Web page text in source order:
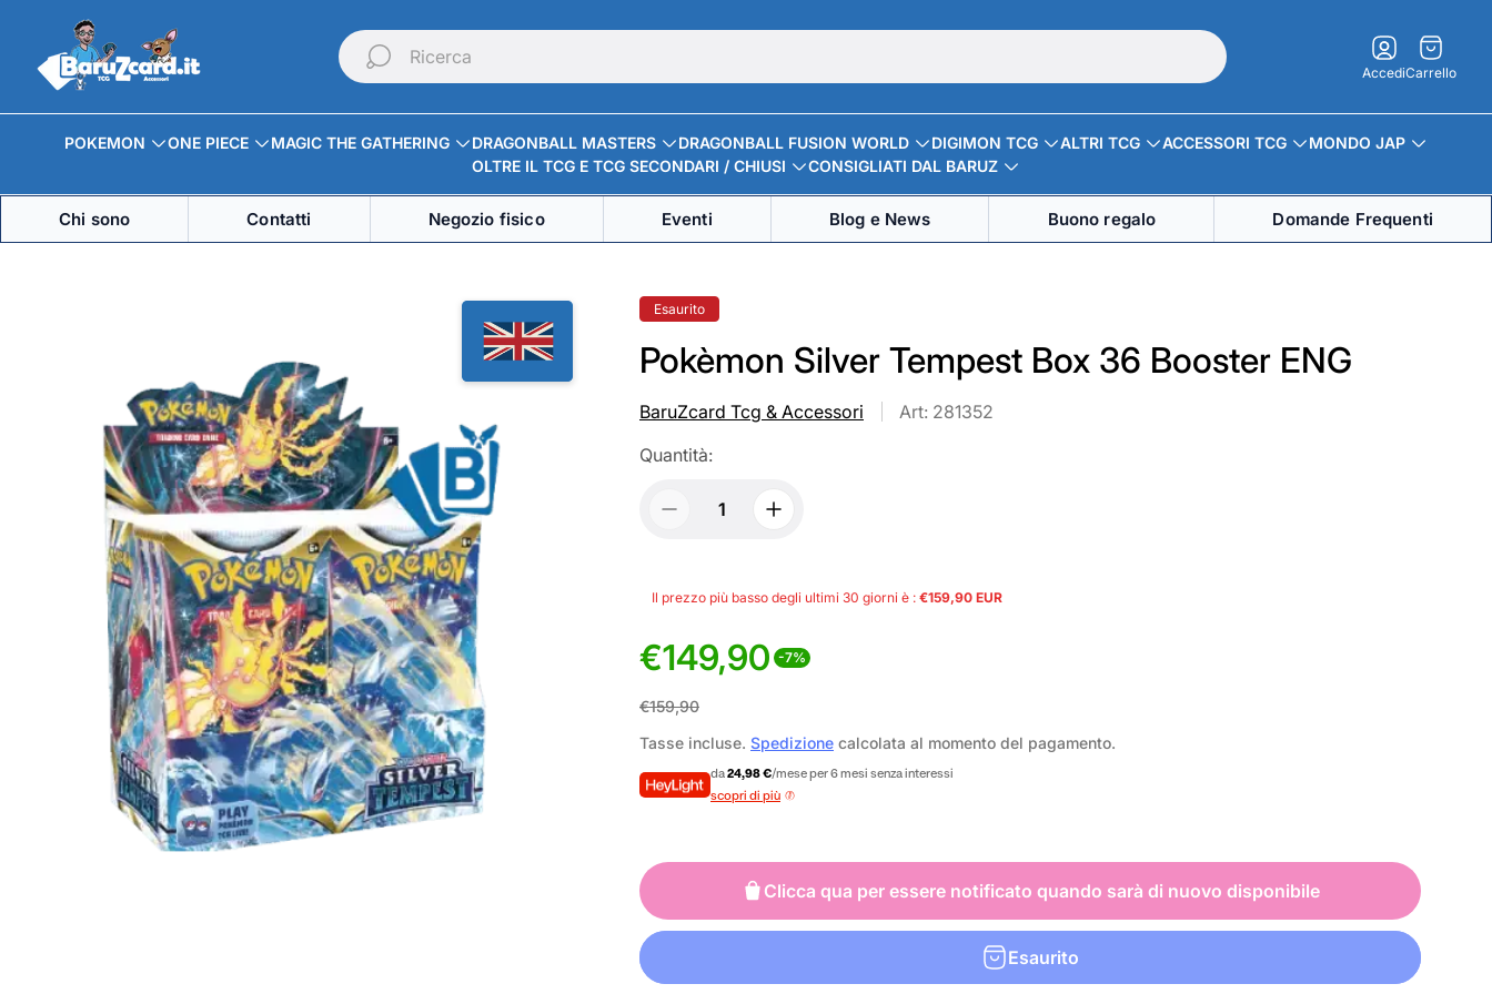
Logo
negozio"
Ricerca
Accedi
Carrello.
Carrello
POKEMON ONE PIECE MAGIC THE GATHERING DRAGONBALL MASTERS DRAGONBALL FUSION WORLD DIGIMON TCG ALTRI TCG ACCESSORI TCG
MONDO JAP
OLTRE IL TCG E TCG SECONDARI / CHIUSI
CONSIGLIATI DAL BARUZ
Chi sono Contatti Negozio fisico Eventi Blog e News Buono regalo Domande Frequenti
Etichetta
del
Esaurito
Pokèmon Silver Tempest Box 36 Booster ENG
BaruZcard Tcg & Accessori
Art: 281352
Quantità:
Il prezzo più basso degli ultimi 30 giorni è : €159,90 EUR
P
r
e
z
o
d
€149,90 -7%
P
r
e
z
o
n
€159,90
Tasse incluse. Spedizione calcolata al momento del pagamento.
da24,98 €/mese per 6 mesi senza interessi
scopri di più
Clicca qua per essere notificato quando sarà di nuovo disponibile
Esaurito